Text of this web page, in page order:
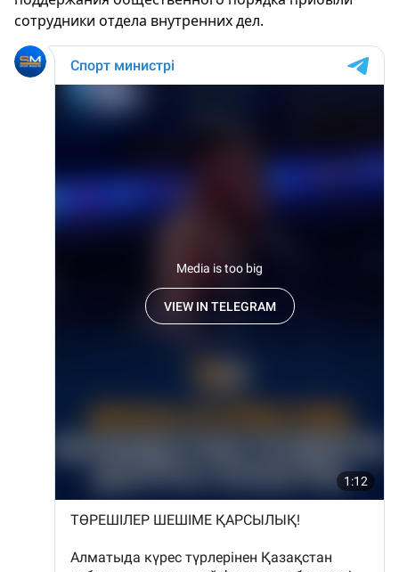
сотрудники отдела внутренних дел.